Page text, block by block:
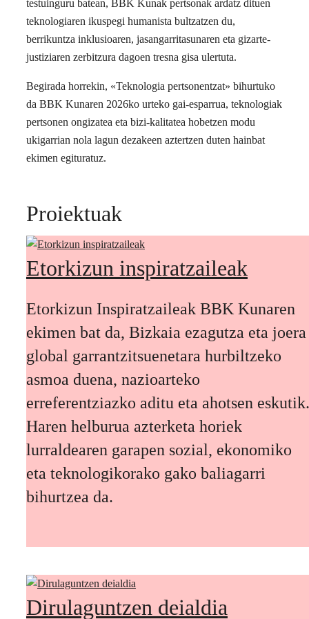
testuinguru batean, BBK Kunak pertsonak ardatz dituen
teknologiaren ikuspegi humanista bultzatzen du,
berrikuntza inklusioaren, jasangarritasunaren eta gizarte-
justiziaren zerbitzura dagoen tresna gisa ulertuta.
Begirada horrekin, «Teknologia pertsonentzat» bihurtuko
da BBK Kunaren 2026ko urteko gai-esparrua, teknologiak
pertsonen ongizatea eta bizi-kalitatea hobetzen modu
ukigarrian nola lagun dezakeen aztertzen duten hainbat
ekimen egituratuz.
Proiektuak
Etorkizun inspiratzaileak
Etorkizun Inspiratzaileak BBK Kunaren
ekimen bat da, Bizkaia ezagutza eta joera
global garrantzitsuenetara hurbiltzeko
asmoa duena, nazioarteko
erreferentziazko aditu eta ahotsen eskutik.
Haren helburua azterketa horiek
lurraldearen garapen sozial, ekonomiko
eta teknologikorako gako baliagarri
bihurtzea da.
Dirulaguntzen deialdia